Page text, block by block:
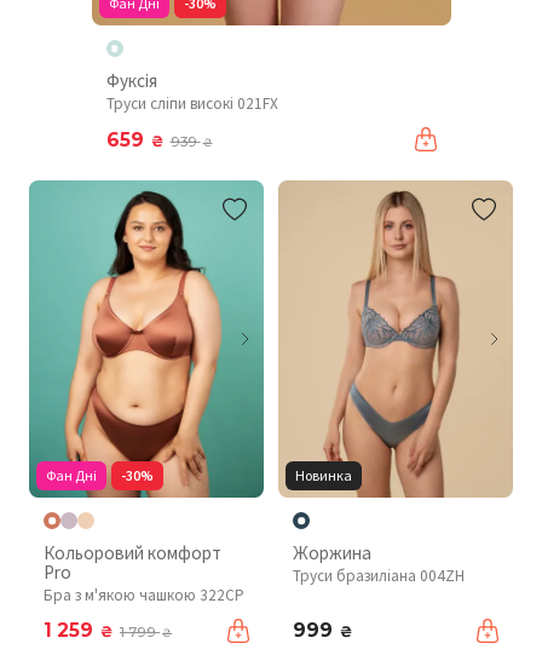
Фуксія
Труси сліпи високі 021FX
659 ₴ 939₴
Фан Дні -30%
Кольоровий комфорт
Pro
Бра з м'якою чашкою 322CP
1 259 ₴ 1 799₴
Новинка
Жоржина
Труси бразиліана 004ZH
999 ₴